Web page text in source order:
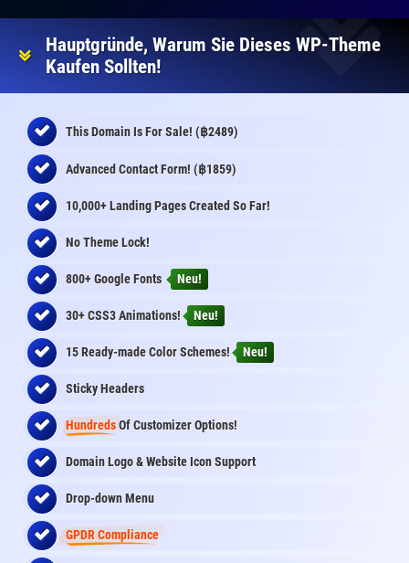
Hauptgründe, Warum Sie Dieses WP-Theme
Kaufen Sollten!
This Domain Is For Sale! (฿2489)
Advanced Contact Form! (฿1859)
10,000+ Landing Pages Created So Far!
No Theme Lock!
800+ Google Fonts Neu!
30+ CSS3 Animations! Neu!
15 Ready-made Color Schemes! Neu!
Sticky Headers
HundredsOf Customizer Options!
Domain Logo & Website Icon Support
Drop-down Menu
GPDR Compliance